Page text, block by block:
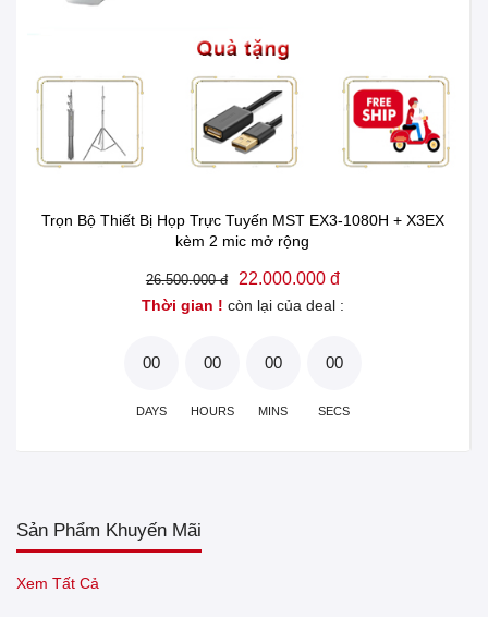
Trọn Bộ Thiết Bị Họp Trực Tuyến MST EX3-1080H + X3EX
kèm 2 mic mở rộng
26.500.000 đ 22.000.000 đ
Thời gian ! còn lại của deal :
00
DAYS
00
HOURS
00
MINS
00
SECS
Sản Phẩm Khuyến Mãi
Xem Tất Cả